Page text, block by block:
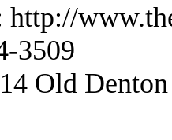
http://
3509
Old